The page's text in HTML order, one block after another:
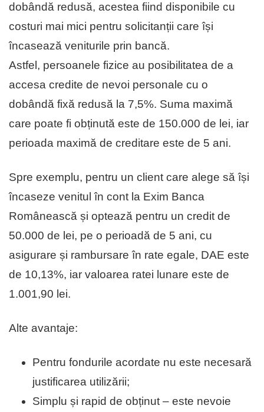
dobândă redusă, acestea fiind disponibile cu
costuri mai mici pentru solicitanții care își
încasează veniturile prin bancă.
Astfel, persoanele fizice au posibilitatea de a
accesa credite de nevoi personale cu o
dobândă fixă redusă la 7,5%. Suma maximă
care poate fi obținută este de 150.000 de lei, iar
perioada maximă de creditare este de 5 ani.
Spre exemplu, pentru un client care alege să își
încaseze venitul în cont la Exim Banca
Românească și optează pentru un credit de
50.000 de lei, pe o perioadă de 5 ani, cu
asigurare și rambursare în rate egale, DAE este
de 10,13%, iar valoarea ratei lunare este de
1.001,90 lei.
Alte avantaje:
Pentru fondurile acordate nu este necesară
justificarea utilizării;
Simplu și rapid de obținut – este nevoie